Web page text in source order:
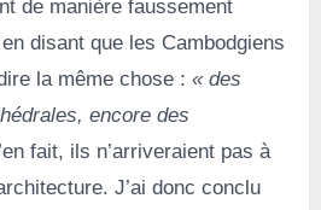
de manière faussement
disant que les Cambodgiens
la même chose : « des
encore des
fait, ils n’arriveraient pas à
J’ai donc conclu